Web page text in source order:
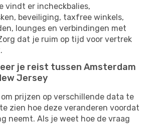
vindt er incheckbalies,
beveiliging, taxfree winkels,
lounges en verbindingen met
dat je ruim op tijd voor vertrek
je reist tussen Amsterdam
Jersey
om prijzen op verschillende data te
zien hoe deze veranderen voordat
neemt. Als je weet hoe de vraag